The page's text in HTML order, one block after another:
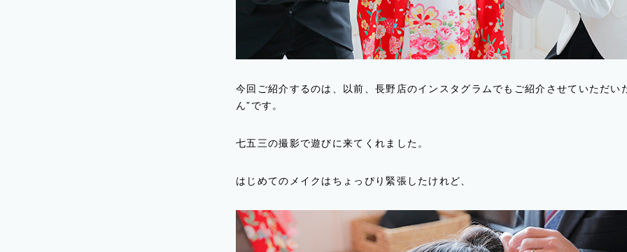
今回ご紹介するのは、以前、長野店のインスタグラムでもご紹介させていただい
ん”です。
七五三の撮影で遊びに来てくれました。
はじめてのメイクはちょっぴり緊張したけれど、